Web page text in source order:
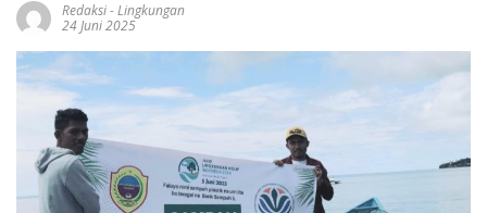
Redaksi-Lingkungan
24 Juni 2025